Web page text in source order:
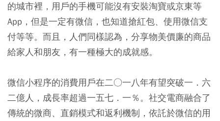
的城市裡，用戶的手機可能沒有安裝淘寶或京東等
App，但是一定有微信，也知道搶紅包、使用微信支
付等等。而且，人們同樣認為，分享物美價廉的商品
給家人和朋友，有一種極大的成就感。
微信小程序的消費用戶在二○一八年有望突破一．六
二億人，成長率超過一五七．一％。社交電商融合了
傳統的微商、直銷模式和返利機制，依託於微信的用